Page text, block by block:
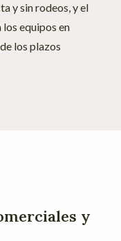
y sin rodeos, y el
equipos en
los plazos
y